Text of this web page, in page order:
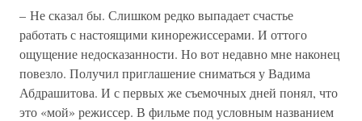
– Не сказал бы. Слишком редко выпадает счастье
работать с настоящими кинорежиссерами. И оттого
ощущение недосказанности. Но вот недавно мне наконец
повезло. Получил приглашение сниматься у Вадима
Абдрашитова. И с первых же съемочных дней понял, что
это «мой» режиссер. В фильме под условным названием